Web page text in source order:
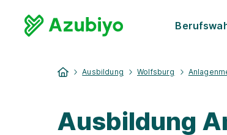
Ausbildung Wolfsburg
Ausbildung